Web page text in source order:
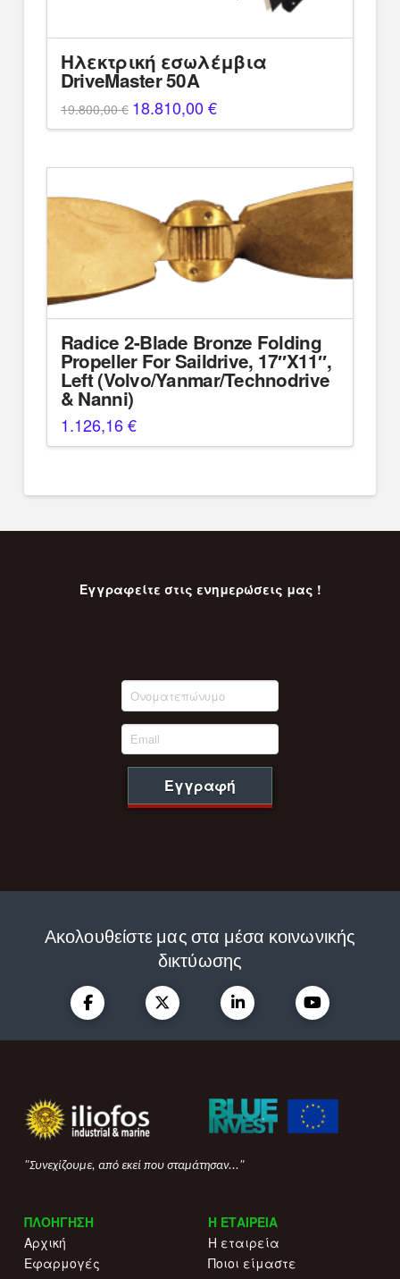
Ηλεκτρική εσωλέμβια
DriveMaster 50A
19.800,00€ Original
price
was:
18.810,00€Η
τρέχουσα
τιμή
Radice 2-Blade Bronze Folding
Propeller For Saildrive, 17″X11″,
Left (Volvo/Yanmar/Technodrive
& Nanni)
1.126,16€
Εγγραφείτε στις ενημερώσεις μας !
Εγγραφή
Ακολουθείστε μας στα μέσα κοινωνικής
δικτύωσης
"Συνεχίζουμε, από εκεί που σταμάτησαν..."
ΠΛΟΗΓΗΣΗ
Αρχική
Εφαρμογές
Η ΕΤΑΙΡΕΙΑ
Η εταιρεία
Ποιοι είμαστε